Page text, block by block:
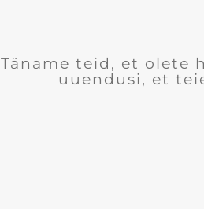
Täname teid, et olete
uuendusi, et